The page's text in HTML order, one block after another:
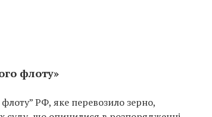
флоту»
РФ, яке перевозило зерно,